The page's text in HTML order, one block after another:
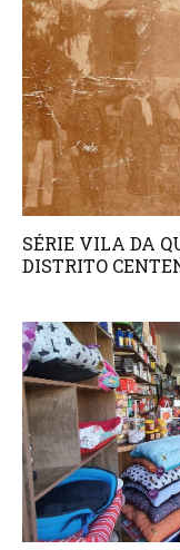
SÉRIE VILA DA
DISTRITO